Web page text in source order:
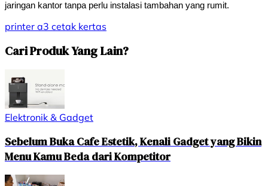
jaringan kantor tanpa perlu instalasi tambahan yang rumit.
printer a3 cetak kertas
Cari Produk Yang Lain?
Elektronik & Gadget
Sebelum Buka Cafe Estetik, Kenali Gadget yang Bikin
Menu Kamu Beda dari Kompetitor